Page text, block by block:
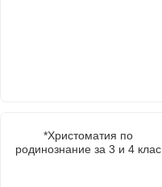
*Христоматия по
родинознание за 3 и 4 клас